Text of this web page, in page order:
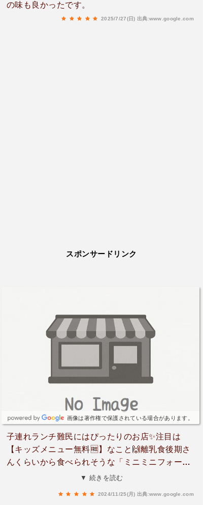
の味も良かったです。
2025/7/27(日) 出典:www.google.com
スポンサードリンク
画像は著作権で保護されている場合があります。
子連れランチ難民にはぴったりのお店✨注目は
【キッズメニュー無料🆓】なこと🙌離乳食後期さ
んくらいから食べられそうな「ミニミニフォー」
や、小学生も大満足な「ランチプレート」などが
▼ 続きを読む
2024/11/25(月) 出典:www.google.com